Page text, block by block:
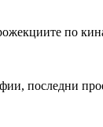
по
последни